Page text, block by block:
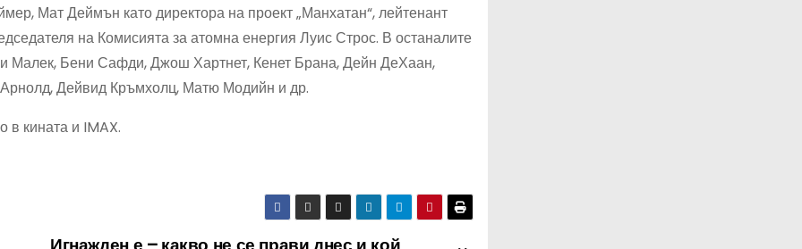
Мат Деймън като директора на проект „Манхатан“, лейтенант
на Комисията за атомна енергия Луис Строс. В останалите
Малек, Бени Сафди, Джош Хартнет, Кенет Брана, Дейн ДеХаан,
Дейвид Кръмхолц, Матю Модийн и др.
в кината и IMAX.